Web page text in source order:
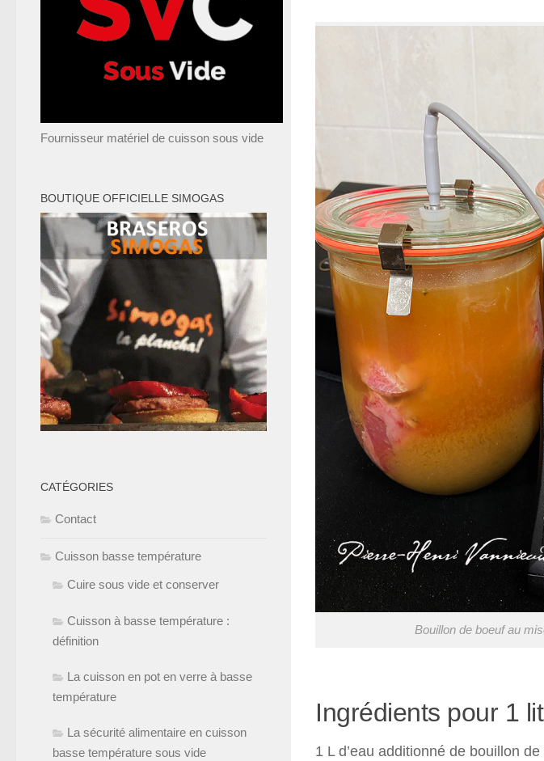
Bouillon de boeuf au
Ingrédients pour 1
1 L d’eau additionné de bouillon
Fournisseur matériel de cuisson sous vide
BOUTIQUE OFFICIELLE SIMOGAS
CATÉGORIES
Contact
Cuisson basse température
Cuire sous vide et conserver
Cuisson à basse température :
définition
La cuisson en pot en verre à basse
température
La sécurité alimentaire en cuisson
basse température sous vide